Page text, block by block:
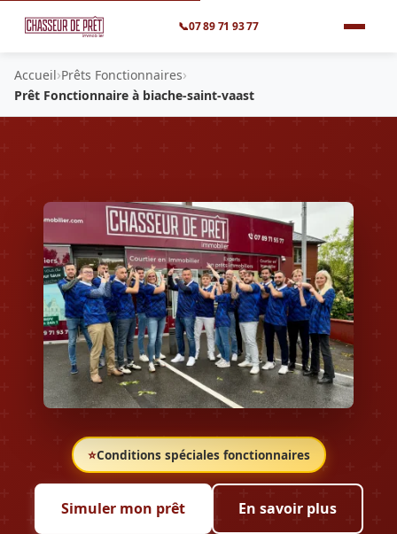
📞07 89 71 93 77
Accueil›Prêts Fonctionnaires›
Prêt Fonctionnaire à biache-saint-vaast
⭐Conditions spéciales fonctionnaires
Simuler mon prêt En savoir plus